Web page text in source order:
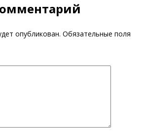
опубликован. Обязательные поля